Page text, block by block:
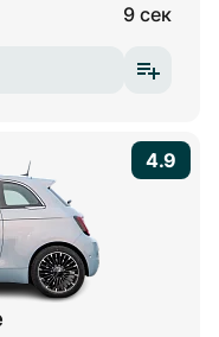
9 сек
4.9